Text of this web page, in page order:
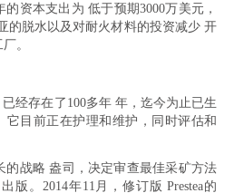
的资本支出为 低于预期3000万美元，
的脱水以及对耐火材料的投资减少 开
。
已经存在了100多年 年，迄今为止已生
它目前正在护理和维护，同时评估和
的战略 盎司，决定审查最佳采矿方法
版。2014年11月，修订版 Prestea的